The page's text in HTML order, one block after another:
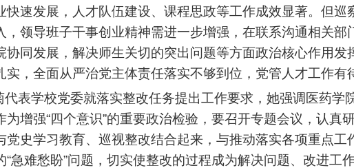
快速发展，人才队伍建设、课程思政等工作成效显著。但巡
，领导班子干事创业精神需进一步增强，在联系沟通相关部
协同发展，解决师生关切的突出问题等方面政治核心作用
实，全面从严治党主体责任落实不够到位，党管人才工作有
学校党委就落实整改任务提出工作要求，她强调医药学
为增强“四个意识”的重要政治检验，要召开专题会议，认真
党史学习教育、巡视整改结合起来，与推动落实各项重点工
“急难愁盼”问题，切实使整改的过程成为解决问题、改进工